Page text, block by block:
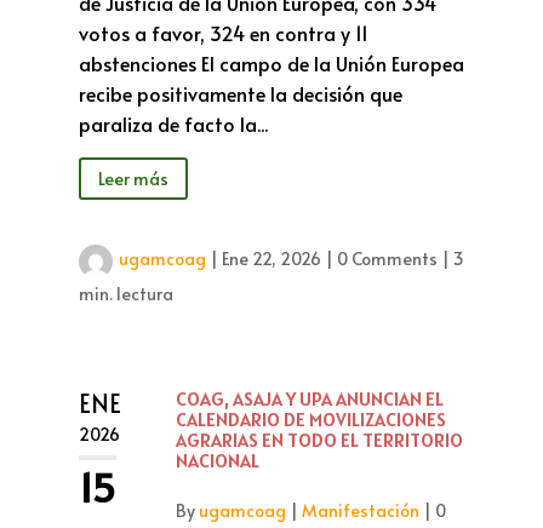
votos a favor, 324 en contra y 11
abstenciones El campo de la Unión Europea
recibe positivamente la decisión que
paraliza de facto la...
Leer más
ugamcoag Ene 22, 2026 0 Comments
3
min. lectura
ENE
2026
15
COAG, ASAJA Y UPA ANUNCIAN EL
CALENDARIO DE MOVILIZACIONES
AGRARIAS EN TODO EL TERRITORIO
NACIONAL
By ugamcoag | Manifestación | 0